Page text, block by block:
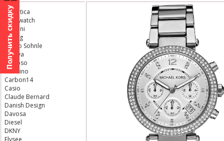
Adriatica
Aerowatch
Armani
Bering
Bruno Sohnle
Bulova
Calypso
Candino
Carbon14
Casio
Claude Bernard
Danish Design
Davosa
Diesel
DKNY
Elysee